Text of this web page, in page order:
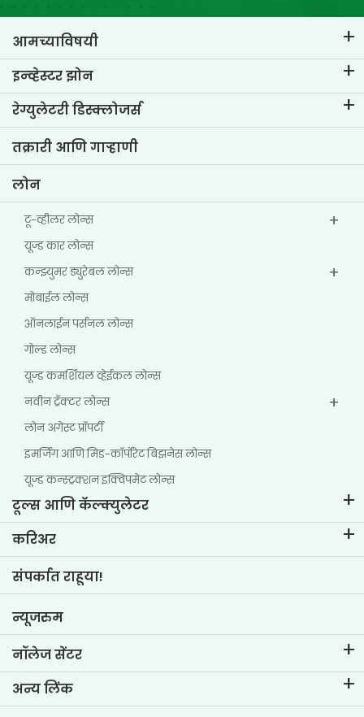
आमच्याविषयी
टीव्हीएस क्रेडिट विषयी
आमचा ब्रँड जाणून घ्या
मुख्य प्रोफाईल्स
इन्व्हेस्टर झोन
कॉर्पोरेट गव्हर्नन्स
इन्व्हेस्टर माहिती
रेग्युलेटरी डिस्क्लोजर्स
पॉलिसी
इतर डिस्क्लोजर
तक्रारी आणि गाऱ्हाणी
लोन
टू-व्हीलर लोन्स
यूज्ड कार लोन्स
कन्झ्युमर ड्युरेबल लोन्स
मोबाईल लोन्स
ऑनलाईन पर्सनल लोन्स
गोल्ड लोन्स
यूज्ड कमर्शियल व्हेईकल लोन्स
नवीन ट्रॅक्टर लोन्स
लोन अगेंस्ट प्रॉपर्टी
इमर्जिंग आणि मिड-कॉर्पोरेट बिझनेस लोन्स
यूज्ड कन्स्ट्रक्शन इक्विपमेंट लोन्स
टूल्स आणि कॅल्क्युलेटर
ईएमआय कॅल्क्युलेटर
टू-व्हीलर लोन ईएमआय कॅल्क्युलेटर
कार वॅल्यूएशन टूल
करिअर
टीव्हीएस क्रेडिट मधील जीवन
नोकरीच्या संधी
संपर्कात राहूया!
न्यूजरुम
नॉलेज सेंटर
ब्लॉग
एफएक्यू
अन्य लिंक